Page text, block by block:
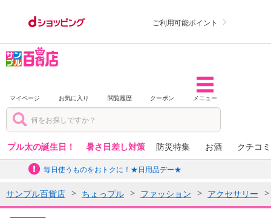
ご利用可能ポイント
マイページ お気に入り 閲覧履歴 クーポン メニュー
プル太の誕生日！ 暑さ日差し対策 防災特集 お酒 クチコ
毎日使うものをおトクに！★日用品デー★
サンプル百貨店 ちょっプル ファッション アクセサリー